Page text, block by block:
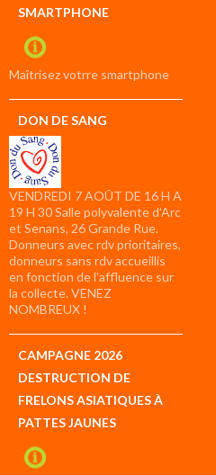
compte
SMARTPHONE
Maîtrisez votrre smartphone
DON DE SANG
VENDREDI 7 AOÛT DE 16 H A
19 H 30 Salle polyvalente d’Arc
et Senans, 26 Grande Rue.
Donneurs avec rdv prioritaires,
donneurs sans rdv accueillis
en fonction de l’affluence sur
la collecte. VENEZ
NOMBREUX !
CAMPAGNE 2026
DESTRUCTION DE
FRELONS ASIATIQUES À
PATTES JAUNES